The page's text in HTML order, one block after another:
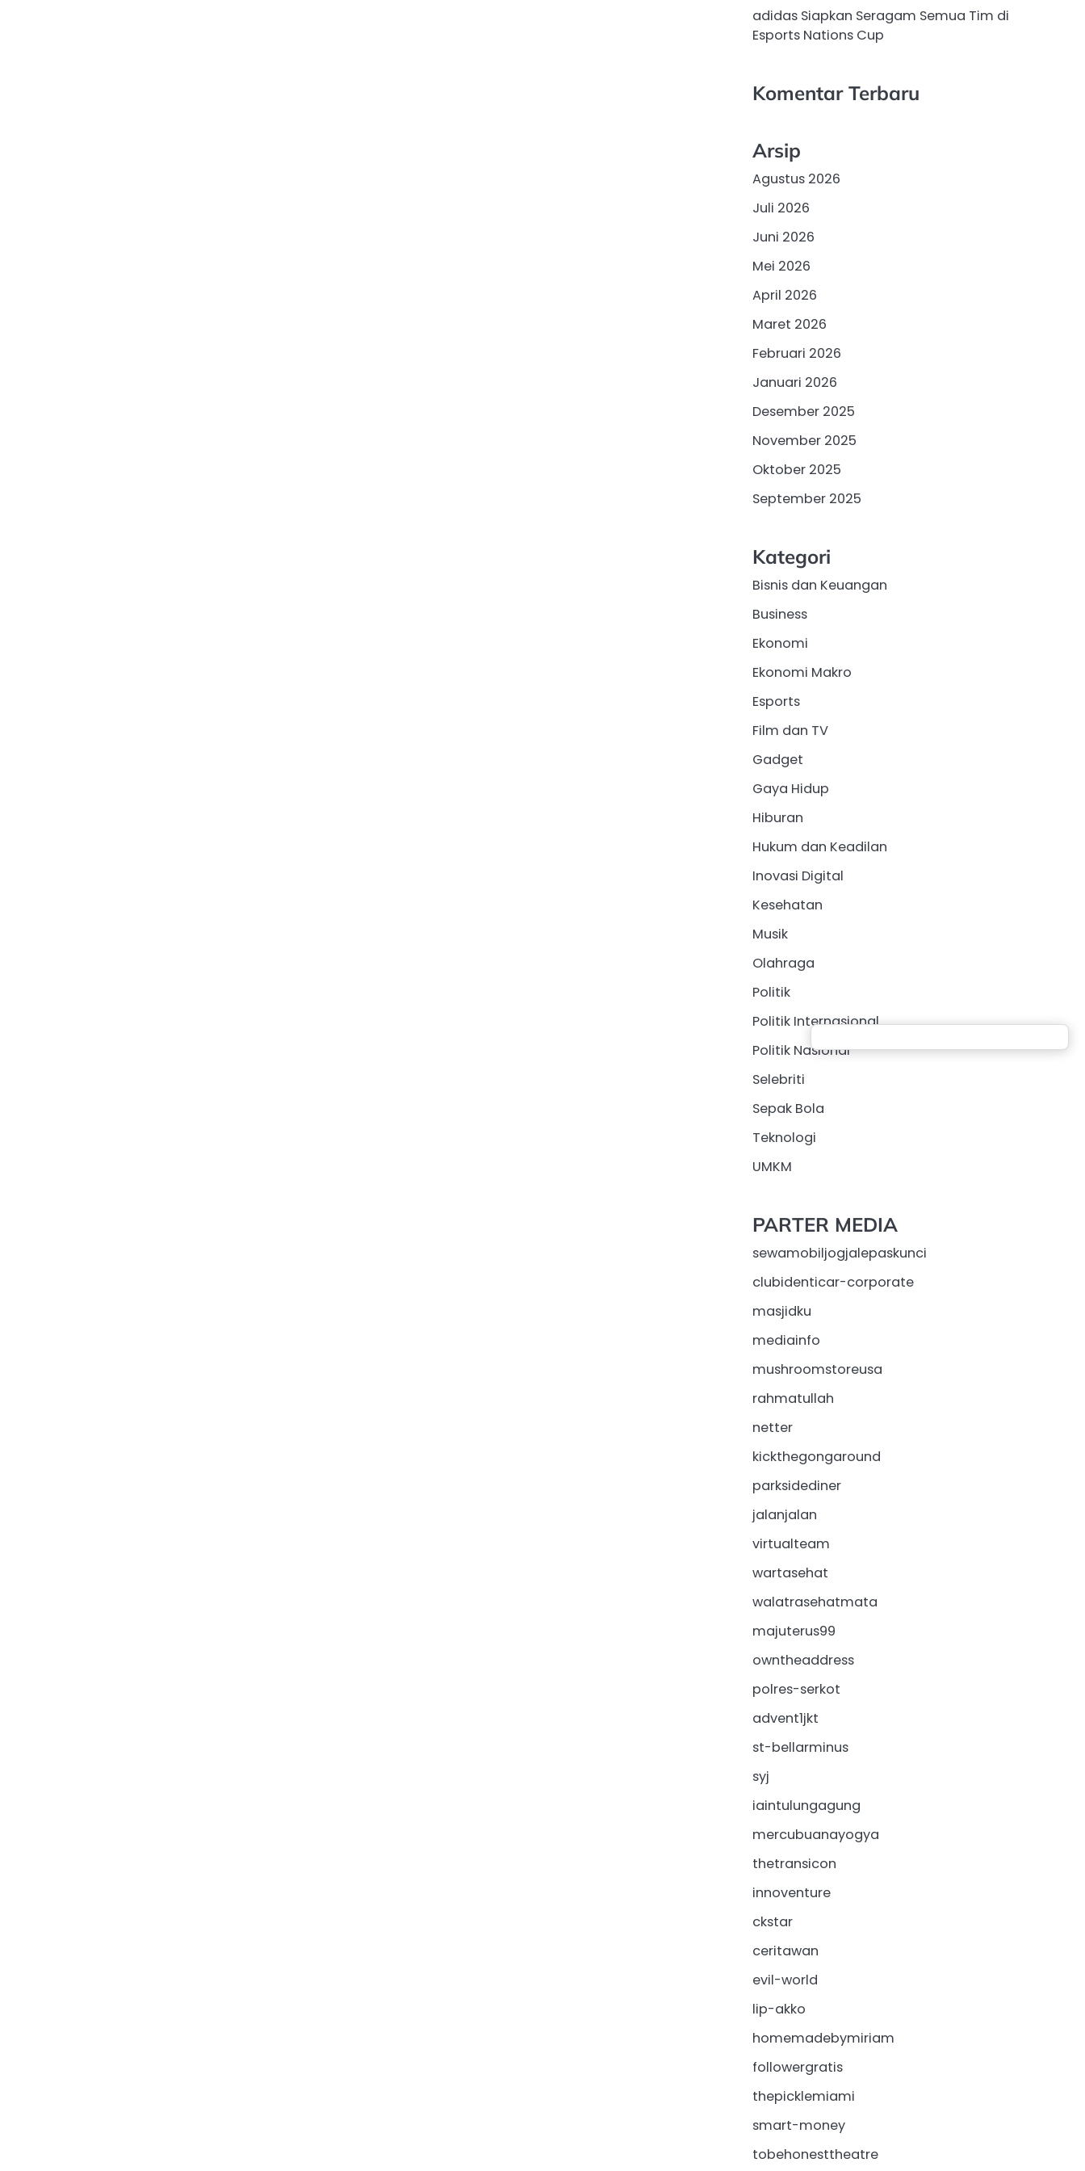
adidas Siapkan Seragam Semua Tim di
Esports Nations Cup
Komentar Terbaru
Arsip
Agustus 2026
Juli 2026
Juni 2026
Mei 2026
April 2026
Maret 2026
Februari 2026
Januari 2026
Desember 2025
November 2025
Oktober 2025
September 2025
Kategori
Bisnis dan Keuangan
Business
Ekonomi
Ekonomi Makro
Esports
Film dan TV
Gadget
Gaya Hidup
Hiburan
Hukum dan Keadilan
Inovasi Digital
Kesehatan
Musik
Olahraga
Politik
Politik Internasional
Politik Nasional
Selebriti
Sepak Bola
Teknologi
UMKM
PARTER MEDIA
sewamobiljogjalepaskunci
clubidenticar-corporate
masjidku
mediainfo
mushroomstoreusa
rahmatullah
netter
kickthegongaround
parksidediner
jalanjalan
virtualteam
wartasehat
walatrasehatmata
majuterus99
owntheaddress
polres-serkot
advent1jkt
st-bellarminus
syj
iaintulungagung
mercubuanayogya
thetransicon
innoventure
ckstar
ceritawan
evil-world
lip-akko
homemadebymiriam
followergratis
thepicklemiami
smart-money
tobehonesttheatre